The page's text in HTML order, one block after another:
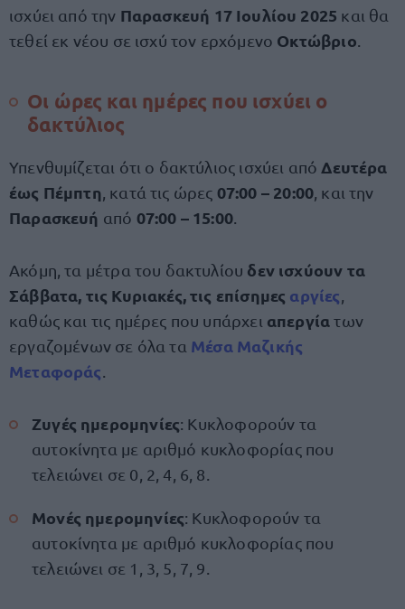
ισχύει από την Παρασκευή 17 Ιουλίου 2025 και θα
τεθεί εκ νέου σε ισχύ τον ερχόμενο Οκτώβριο
Οι ώρες και ημέρες που ισχύει ο
δακτύλιος
Υπενθυμίζεται ότι ο δακτύλιος ισχύει από Δευτέρα
έως Πέμπτη , κατά τις ώρες 07:00 – 20:00 , και την
Παρασκευή από 07:00 – 15:00.
Ακόμη, τα μέτρα του δακτυλίου δεν ισχύουν τα
Σάββατα, τις Κυριακές, τις επίσημες αργίες
καθώς και τις ημέρες που υπάρχει απεργίατων
εργαζομένων σε όλα τα Μέσα Μαζικής
Μεταφοράς
Ζυγές ημερομηνίες: Κυκλοφορούν τα
αυτοκίνητα με αριθμό κυκλοφορίας που
τελειώνει σε 0, 2, 4, 6, 8.
Μονές ημερομηνίες: Κυκλοφορούν τα
αυτοκίνητα με αριθμό κυκλοφορίας που
τελειώνει σε 1, 3, 5, 7, 9.